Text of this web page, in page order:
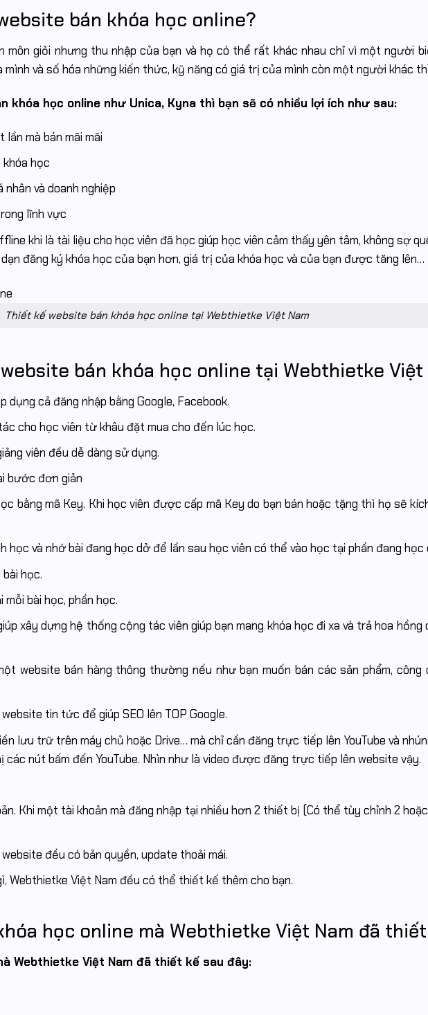
bán khóa học online?
môn giỏi nhưng thu nhập của bạn và họ có thể rất khác nhau chỉ vì một người
và số hóa những kiến thức, kỹ năng có giá trị của mình còn một người khác
khóa học online như Unica, Kyna thì bạn sẽ có nhiều lợi ích như sau:
mà bán mãi mãi
học
và doanh nghiệp
lĩnh vực
khi là tài liệu cho học viên đã học giúp học viên cảm thấy yên tâm, không sợ
đăng ký khóa học của bạn hơn, giá trị của khóa học và của bạn được tăng lên…
Thiết kế website bán khóa học online tại Webthietke Việt Nam
bán khóa học online tại Webthietke Việt
dụng cả đăng nhập bằng Google, Facebook.
cho học viên từ khâu đặt mua cho đến lúc học.
viên đều dễ dàng sử dụng.
bước đơn giản
bằng mã Key. Khi học viên được cấp mã Key do bạn bán hoặc tặng thì họ sẽ
học và nhớ bài đang học dở để lần sau học viên có thể vào học tại phần đang học
học.
bài học, phần học.
xây dựng hệ thống cộng tác viên giúp bạn mang khóa học đi xa và trả hoa hồng
website bán hàng thông thường nếu như bạn muốn bán các sản phẩm, công
tin tức để giúp SEO lên TOP Google.
lưu trữ trên máy chủ hoặc Drive… mà chỉ cần đăng trực tiếp lên YouTube và
các nút bấm đến YouTube. Nhìn như là video được đăng trực tiếp lên website vậy.
Khi một tài khoản mà đăng nhập tại nhiều hơn 2 thiết bị (Có thể tùy chỉnh 2
đều có bản quyền, update thoải mái.
Webthietke Việt Nam đều có thể thiết kế thêm cho bạn.
học online mà Webthietke Việt Nam đã
Webthietke Việt Nam đã thiết kế sau đây: